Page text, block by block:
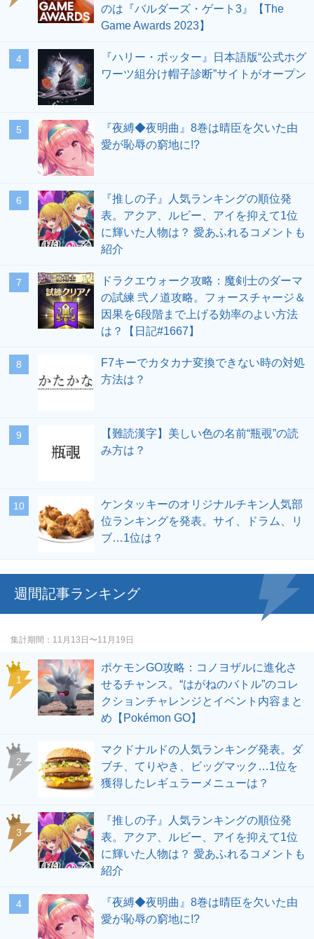
のは『バルダーズ・ゲート3』【The
Game Awards 2023】
『ハリー・ポッター』日本語版“公式ホグ
ワーツ組分け帽子診断”サイトがオープン
『夜縛◆夜明曲』8巻は晴臣を欠いた由
愛が恥辱の窮地に!?
『推しの子』人気ランキングの順位発
表。アクア、ルビー、アイを抑えて1位
に輝いた人物は？ 愛あふれるコメントも
紹介
ドラクエウォーク攻略：魔剣士のダーマ
の試練 弐ノ道攻略。フォースチャージ＆
因果を6段階まで上げる効率のよい方法
は？【日記#1667】
F7キーでカタカナ変換できない時の対処
方法は？
【難読漢字】美しい色の名前“瓶覗”の読
み方は？
ケンタッキーのオリジナルチキン人気部
位ランキングを発表。サイ、ドラム、リ
ブ…1位は？
週間記事ランキング
集計期間 11月13日〜11月19日
ポケモンGO攻略：コノヨザルに進化さ
せるチャンス。“はがねのバトル”のコレ
クションチャレンジとイベント内容まと
め【Pokémon GO】
マクドナルドの人気ランキング発表。ダ
ブチ、てりやき、ビッグマック…1位を
獲得したレギュラーメニューは？
『推しの子』人気ランキングの順位発
表。アクア、ルビー、アイを抑えて1位
に輝いた人物は？ 愛あふれるコメントも
紹介
『夜縛◆夜明曲』8巻は晴臣を欠いた由
愛が恥辱の窮地に!?